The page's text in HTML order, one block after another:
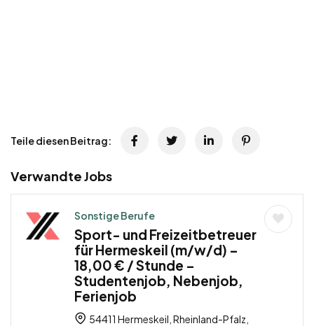
Teile diesen Beitrag:
Verwandte Jobs
Sonstige Berufe
Sport- und Freizeitbetreuer
für Hermeskeil (m/w/d) –
18,00 € / Stunde –
Studentenjob, Nebenjob,
Ferienjob
54411 Hermeskeil, Rheinland-Pfalz,